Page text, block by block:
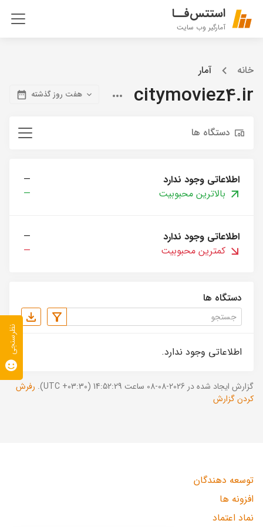
استتس‌فــا
آمارگیر وب سایت
خانه آمار
citymoviez4.ir هفت روز گذشته
دستگاه ها
اطلاعاتی وجود ندارد
—
بالاترین محبوبیت
—
اطلاعاتی وجود ندارد
—
کمترین محبوبیت
—
دستگاه ها
اطلاعاتی وجود ندارد.
گزارش ایجاد شده در 2026-08-08 ساعت 14:52:29 (UTC +03:30).
رفرش
کردن گزارش
توسعه دهندگان
افزونه ها
نماد اعتماد
نظرسنجی